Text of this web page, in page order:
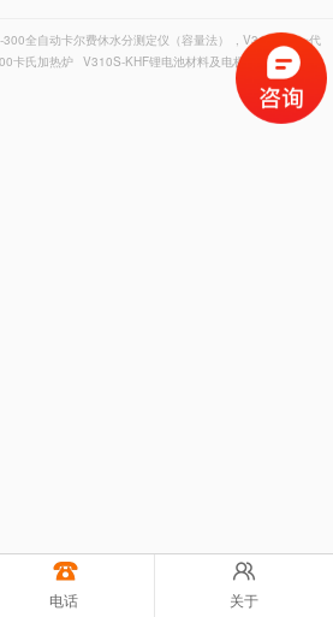
300全自动卡尔费休水分测定仪（容量法） , V310创新一代
卡氏加热炉 V310S-KHF锂电池材料及电极膜片专用卡氏
电话 关于